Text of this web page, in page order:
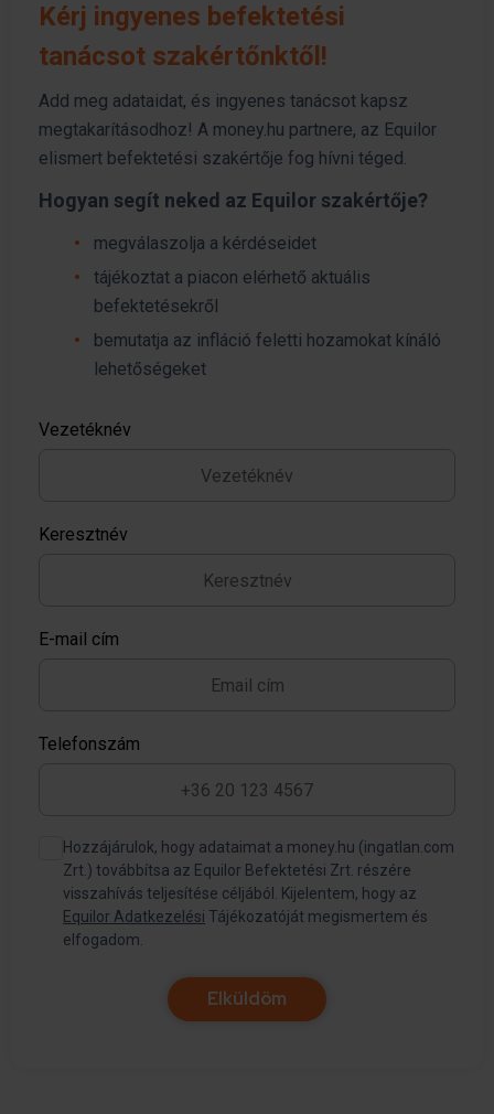
Kérj ingyenes befektetési
tanácsot szakértőnktől!
Add meg adataidat, és ingyenes tanácsot kapsz
megtakarításodhoz! A money.hu partnere, az Equilor
elismert befektetési szakértője fog hívni téged.
Hogyan segít neked az Equilor szakértője?
megválaszolja a kérdéseidet
tájékoztat a piacon elérhető aktuális
befektetésekről
bemutatja az infláció feletti hozamokat kínáló
lehetőségeket
Vezetéknév
Keresztnév
E-mail cím
Telefonszám
Hozzájárulok, hogy adataimat a money.hu (ingatlan.com
Zrt.) továbbítsa az Equilor Befektetési Zrt. részére
visszahívás teljesítése céljából. Kijelentem, hogy az
Equilor Adatkezelési Tájékozatóját megismertem és
elfogadom.
Elküldöm